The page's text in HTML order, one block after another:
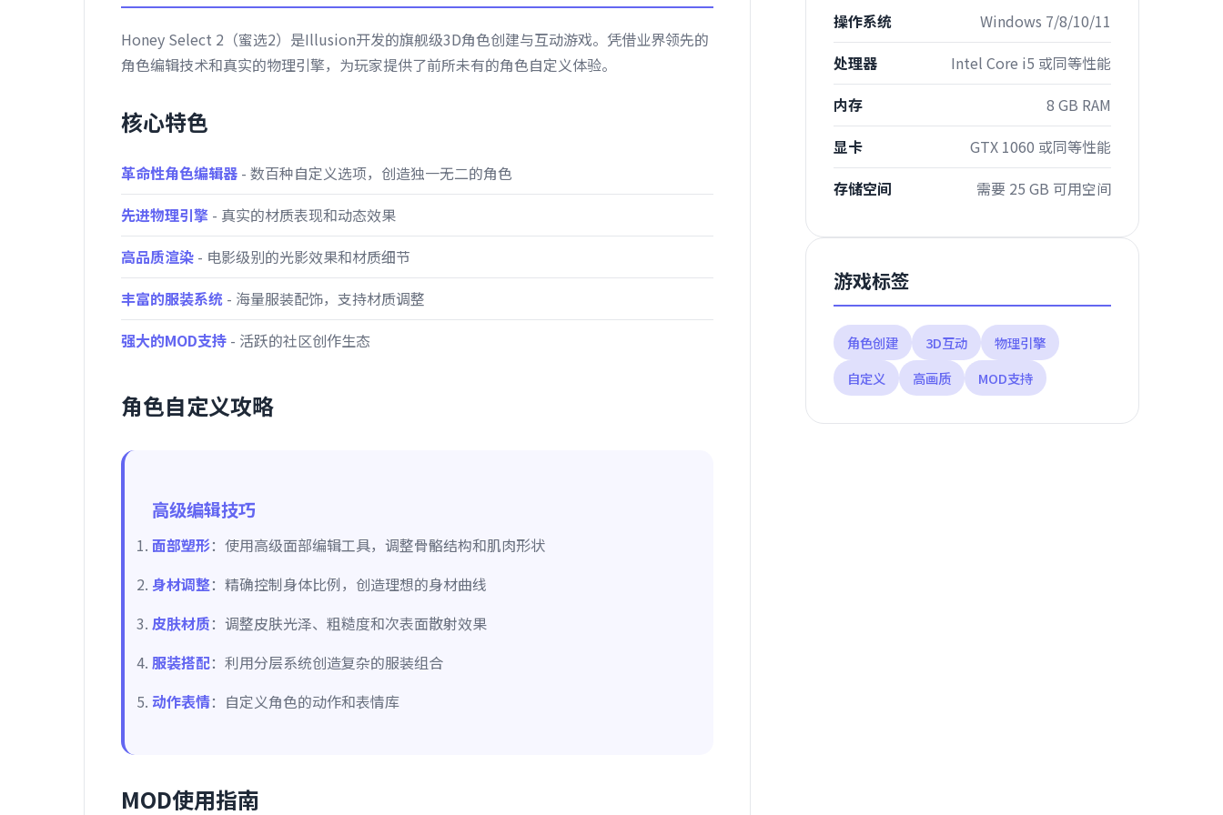
Honey Select 2（蜜选2）是Illusion开发的旗舰级3D角色创建与互动游戏。凭借业界领先的
角色编辑技术和真实的物理引擎，为玩家提供了前所未有的角色自定义体验。
核心特色
革命性角色编辑器 - 数百种自定义选项，创造独一无二的角色
先进物理引擎 - 真实的材质表现和动态效果
高品质渲染 - 电影级别的光影效果和材质细节
丰富的服装系统 - 海量服装配饰，支持材质调整
强大的MOD支持 - 活跃的社区创作生态
角色自定义攻略
高级编辑技巧
面部塑形：使用高级面部编辑工具，调整骨骼结构和肌肉形状
身材调整：精确控制身体比例，创造理想的身材曲线
皮肤材质：调整皮肤光泽、粗糙度和次表面散射效果
服装搭配：利用分层系统创造复杂的服装组合
动作表情：自定义角色的动作和表情库
MOD使用指南
操作系统
Windows 7/8/10/11
处理器
Intel Core i5 或同等性能
内存
8 GB RAM
显卡
GTX 1060 或同等性能
存储空间
需要 25 GB 可用空间
游戏标签
角色创建 3D互动
物理引擎
自定义
高画质 MOD支持